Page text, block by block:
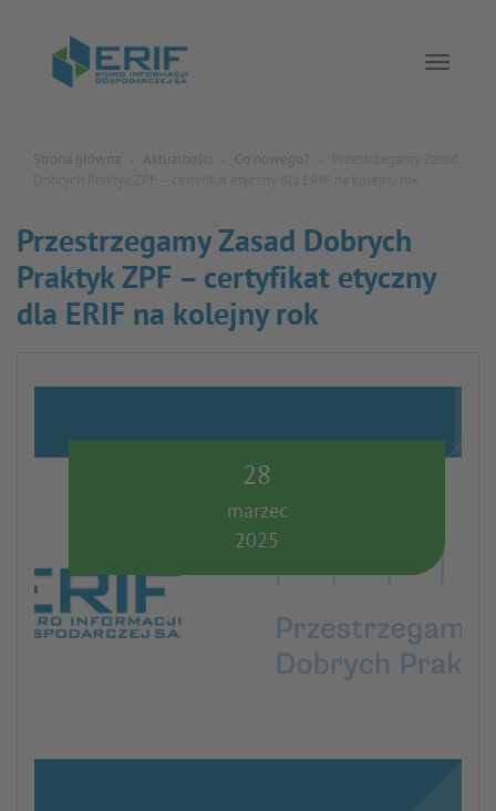
Strona główna Aktualności Co nowego?
Przestrzegamy Zasad Dobrych
Praktyk ZPF – certyfikat etyczny
dla ERIF na kolejny rok
28
marzec
2025